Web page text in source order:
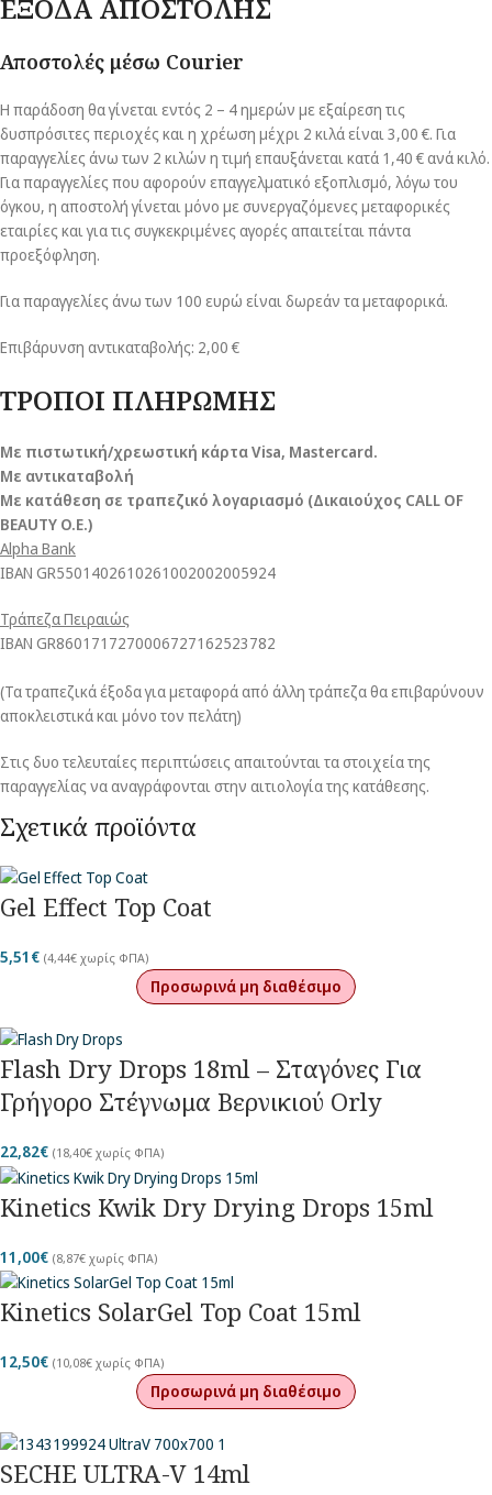
ΕΞΟΔΑ ΑΠΟΣΤΟΛΗΣ
Αποστολές μέσω Courier
Η παράδοση θα γίνεται εντός 2 – 4 ημερών με εξαίρεση τις
δυσπρόσιτες περιοχές και η χρέωση μέχρι 2 κιλά είναι 3,00 €. Για
παραγγελίες άνω των 2 κιλών η τιμή επαυξάνεται κατά 1,40 € ανά κιλό.
Για παραγγελίες που αφορούν επαγγελματικό εξοπλισμό, λόγω του
όγκου, η αποστολή γίνεται μόνο με συνεργαζόμενες μεταφορικές
εταιρίες και για τις συγκεκριμένες αγορές απαιτείται πάντα
προεξόφληση.
Για παραγγελίες άνω των 100 ευρώ είναι δωρεάν τα μεταφορικά.
Επιβάρυνση αντικαταβολής: 2,00 €
ΤΡΟΠΟΙ ΠΛΗΡΩΜΗΣ
Με πιστωτική/χρεωστική κάρτα Visa, Mastercard.
Με αντικαταβολή
Με κατάθεση σε τραπεζικό λογαριασμό (Δικαιούχος CALL OF
BEAUTY O.E.)
Alpha Bank
ΙΒΑΝ GR5501402610261002002005924
Τράπεζα Πειραιώς
ΙΒΑΝ GR8601717270006727162523782
(Τα τραπεζικά έξοδα για μεταφορά από άλλη τράπεζα θα επιβαρύνουν
αποκλειστικά και μόνο τον πελάτη)
Στις δυο τελευταίες περιπτώσεις απαιτούνται τα στοιχεία της
παραγγελίας να αναγράφονται στην αιτιολογία της κατάθεσης.
Σχετικά προϊόντα
Gel Effect Top Coat
5,51 € (4,44€ χωρίς ΦΠΑ)
Προσωρινά μη διαθέσιμο
Flash Dry Drops 18ml – Σταγόνες Για
Γρήγορο Στέγνωμα Βερνικιού Orly
22,82€ (18,40€ χωρίς ΦΠΑ)
Kinetics Kwik Dry Drying Drops 15ml
11,00€ (8,87€ χωρίς ΦΠΑ)
Kinetics SolarGel Top Coat 15ml
12,50€ (10,08€ χωρίς ΦΠΑ)
Προσωρινά μη διαθέσιμο
SECHE ULTRA-V 14ml